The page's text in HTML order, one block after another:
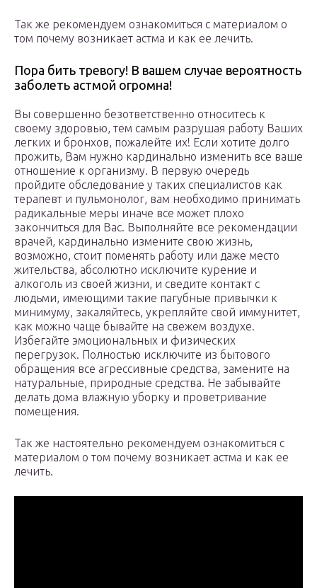
Так же рекомендуем ознакомиться с материалом о
том почему возникает астма и как ее лечить.
Пора бить тревогу! В вашем случае вероятность
заболеть астмой огромна!
Вы совершенно безответственно относитесь к
своему здоровью, тем самым разрушая работу Ваших
легких и бронхов, пожалейте их! Если хотите долго
прожить, Вам нужно кардинально изменить все ваше
отношение к организму. В первую очередь
пройдите обследование у таких специалистов как
терапевт и пульмонолог, вам необходимо принимать
радикальные меры иначе все может плохо
закончиться для Вас. Выполняйте все рекомендации
врачей, кардинально измените свою жизнь,
возможно, стоит поменять работу или даже место
жительства, абсолютно исключите курение и
алкоголь из своей жизни, и сведите контакт с
людьми, имеющими такие пагубные привычки к
минимуму, закаляйтесь, укрепляйте свой иммунитет,
как можно чаще бывайте на свежем воздухе.
Избегайте эмоциональных и физических
перегрузок. Полностью исключите из бытового
обращения все агрессивные средства, замените на
натуральные, природные средства. Не забывайте
делать дома влажную уборку и проветривание
помещения.
Так же настоятельно рекомендуем ознакомиться с
материалом о том почему возникает астма и как ее
лечить.